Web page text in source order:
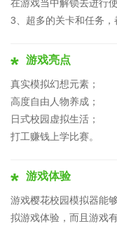
在游戏当中解锁去进行使
3、超多的关卡和任务，
游戏亮点
真实模拟幻想元素；
高度自由人物养成；
日式校园虚拟生活；
打工赚钱上学比赛。
游戏体验
游戏樱花校园模拟器能
拟游戏体验，而且游戏